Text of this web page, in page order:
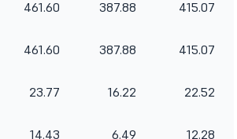
461.60 387.88 415.07
461.60 387.88 415.07
23.77 16.22 22.52
14.43 6.49 12.28